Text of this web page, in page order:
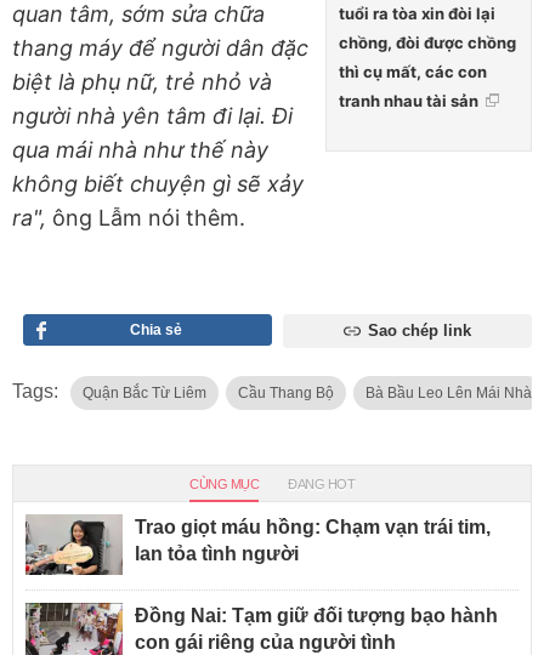
tuổi ra tòa xin đòi lại
chồng, đòi được chồng
thì cụ mất, các con
tranh nhau tài sản
quan tâm, sớm sửa chữa
thang máy để người dân đặc
biệt là phụ nữ, trẻ nhỏ và
người nhà yên tâm đi lại. Đi
qua mái nhà như thế này
không biết chuyện gì sẽ xảy
ra", ông Lẫm nói thêm.
Chia sẻ Sao chép link
Tags: Quận Bắc Từ Liêm Cầu Thang Bộ Bà Bầu Leo Lên Mái Nhà
CÙNG MỤC ĐANG HOT
Trao giọt máu hồng: Chạm vạn trái tim,
lan tỏa tình người
Đồng Nai: Tạm giữ đối tượng bạo hành
con gái riêng của người tình